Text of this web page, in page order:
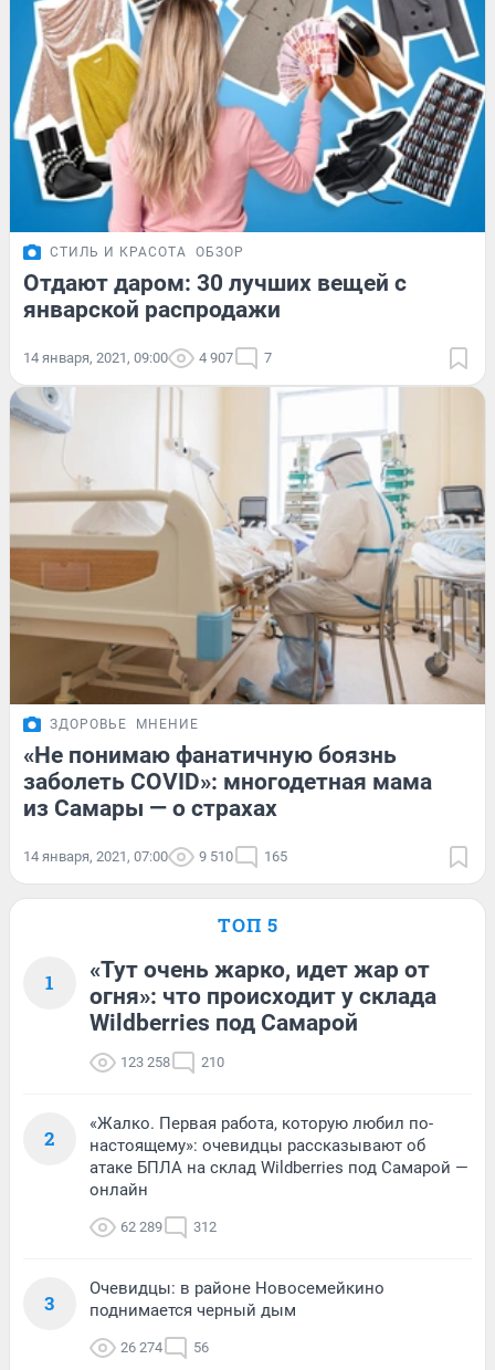
СТИЛЬ И КРАСОТА ОБЗОР
Отдают даром: 30 лучших вещей с
январской распродажи
14 января, 2021, 09:00 4 907 7
ЗДОРОВЬЕ МНЕНИЕ
«Не понимаю фанатичную боязнь
заболеть COVID»: многодетная мама
из Самары — о страхах
14 января, 2021, 07:00 9 510 165
ТОП 5
1
«Тут очень жарко, идет жар от
огня»: что происходит у склада
Wildberries под Самарой
123 258 210
2
«Жалко. Первая работа, которую любил по-
настоящему»: очевидцы рассказывают об
атаке БПЛА на склад Wildberries под Самарой —
онлайн
62 289 312
3
Очевидцы: в районе Новосемейкино
поднимается черный дым
26 274 56